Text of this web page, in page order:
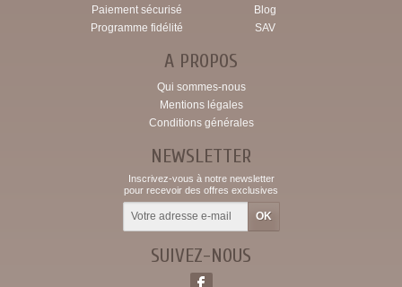
Paiement sécurisé
Programme fidélité
Blog
SAV
A PROPOS
Qui sommes-nous
Mentions légales
Conditions générales
NEWSLETTER
Inscrivez-vous à notre newsletter
pour recevoir des offres exclusives
SUIVEZ-NOUS